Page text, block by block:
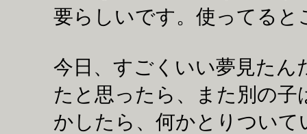
要らしいです。使ってる
今日、すごくいい夢見たん
たと思ったら、また別の
かしたら、何かとりついて